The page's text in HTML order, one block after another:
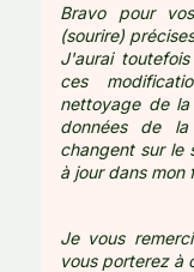
Bravo pour
(sourire)
J'aurai
ces
nettoyage de
données de
changent sur le
à jour dans mon
Je vous
vous porterez à